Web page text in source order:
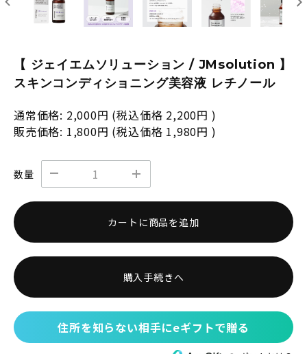
【 ジェイエムソリューション / JMsolution 】
スキンコンディショニング美容液 レチノール
通常価格: 2,000円 (税込価格 2,200円 )
販売価格: 1,800円 (税込価格 1,980円 )
数量
カートに商品を追加
購入手続きへ
住所を知らない相手にeギフトで贈る